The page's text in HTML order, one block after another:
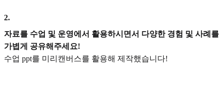
2.
자료를 수업 및 운영에서 활용하시면서 다양한 경험 및 사례를
가볍게 공유해주세요!
수업 ppt를 미리캔버스를 활용해 제작했습니다!